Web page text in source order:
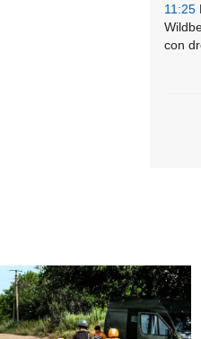
11:25
con